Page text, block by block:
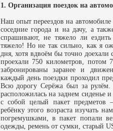
1. Организация поездок на
Наш опыт переездов на
соседние города и на дачу, а
спрашивают, не тяжело ли
тяжело! Но не так сильно, как я
дня, хотя вдвоём бы точно
проехали 750 километров,
забронированы заранее и
каждый день поездки проходил
Всю дорогу Серёжа был за
расположилась на заднем сиденье
с собой целый пакет
ребёнку этого возраста изучать
погремушками, в пакет попали
одежды, ремень от сумки, старый